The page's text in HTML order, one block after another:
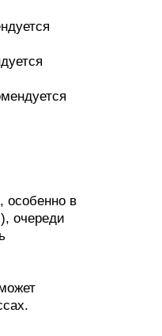
особенно в
очереди